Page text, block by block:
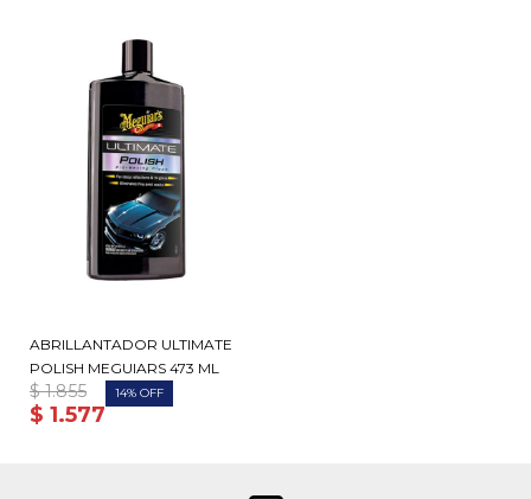
ABRILLANTADOR ULTIMATE
POLISH MEGUIARS 473 ML
$ 1.577
$ 1.855 14